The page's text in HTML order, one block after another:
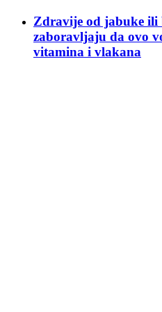
Zdravije od jabuke ili
zaboravljaju da ovo
vitamina i vlakana